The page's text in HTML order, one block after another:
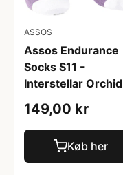
ASSOS
Assos Endurance
Socks S11 -
Interstellar Orchid
149,00 kr
Køb her